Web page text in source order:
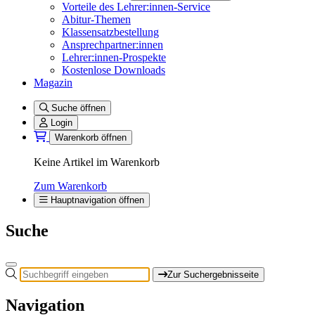
Vorteile des Lehrer:innen-Service
Abitur-Themen
Klassensatzbestellung
Ansprechpartner:innen
Lehrer:innen-Prospekte
Kostenlose Downloads
Magazin
Suche öffnen
Login
Warenkorb öffnen
Keine Artikel im Warenkorb
Zum Warenkorb
Hauptnavigation öffnen
Suche
Zur Suchergebnisseite
Navigation